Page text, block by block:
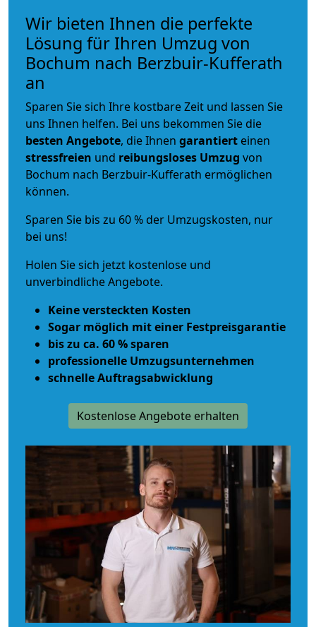
Wir bieten Ihnen die perfekte
Lösung für Ihren Umzug von
Bochum nach Berzbuir-Kufferath
an
Sparen Sie sich Ihre kostbare Zeit und lassen Sie
uns Ihnen helfen. Bei uns bekommen Sie die
besten Angebote, die Ihnen garantiert einen
stressfreien und reibungsloses Umzug von
Bochum nach Berzbuir-Kufferath ermöglichen
können.
Sparen Sie bis zu 60 % der Umzugskosten, nur
bei uns!
Holen Sie sich jetzt kostenlose und
unverbindliche Angebote.
Keine versteckten Kosten
Sogar möglich mit einer Festpreisgarantie
bis zu ca. 60 % sparen
professionelle Umzugsunternehmen
schnelle Auftragsabwicklung
Kostenlose Angebote erhalten